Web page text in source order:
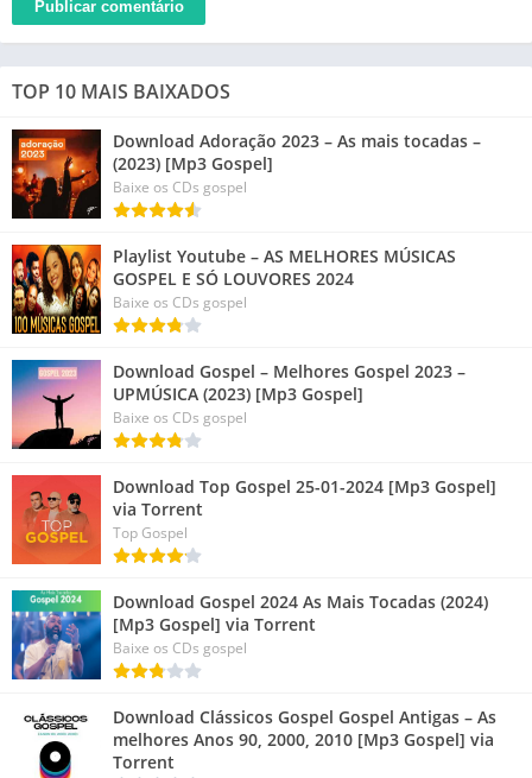
TOP 10 MAIS BAIXADOS
Download Adoração 2023 – As mais tocadas –
(2023) [Mp3 Gospel]
Baixe os CDs gospel
Playlist Youtube – AS MELHORES MÚSICAS
GOSPEL E SÓ LOUVORES 2024
Baixe os CDs gospel
Download Gospel – Melhores Gospel 2023 –
UPMÚSICA (2023) [Mp3 Gospel]
Baixe os CDs gospel
Download Top Gospel 25-01-2024 [Mp3 Gospel]
via Torrent
Top Gospel
Download Gospel 2024 As Mais Tocadas (2024)
[Mp3 Gospel] via Torrent
Baixe os CDs gospel
Download Clássicos Gospel Gospel Antigas – As
melhores Anos 90, 2000, 2010 [Mp3 Gospel] via
Torrent